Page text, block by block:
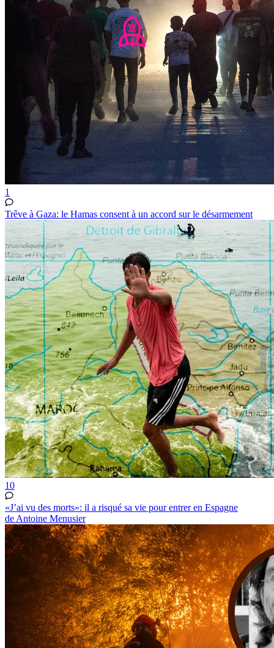
1
Trêve à Gaza: le Hamas consent à un accord sur le désarmement
10
«J’ai vu des morts»: il a risqué sa vie pour entrer en Espagne
de Antoine Menusier